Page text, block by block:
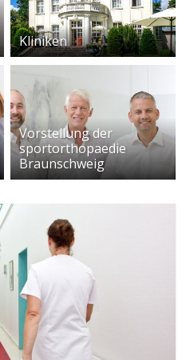
Kliniken
Vorstellung der
sportorthopaedie
Braunschweig